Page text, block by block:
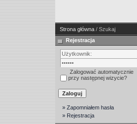
Strona główna / Szukaj
Rejestracja
Zalogować automatycznie
przy następnej wizycie?
» Zapomniałem hasła
» Rejestracja